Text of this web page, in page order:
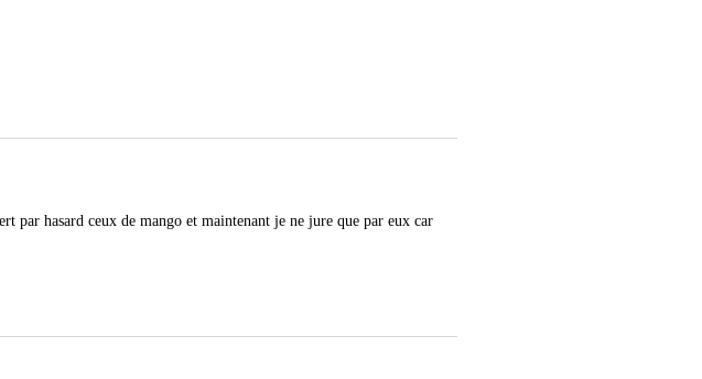
par hasard ceux de mango et maintenant je ne jure que par eux car